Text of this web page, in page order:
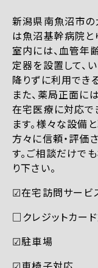
新潟県南魚沼市の
は魚沼基幹病院と
室内には、血管年
定器を設置して、
降りずに利用でき
また、薬局正面に
在宅医療に対応で
ます。様々な設備
方々に信頼・評価
す。ご相談だけで
り下さい。
☑︎在宅訪問サービ
□クレジットカー
☑︎駐車場